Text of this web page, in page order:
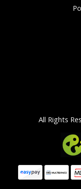
All Rights